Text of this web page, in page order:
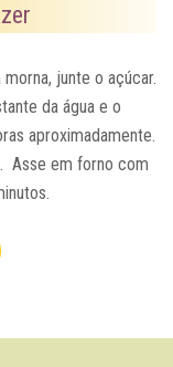
junte o açúcar.
da água e o
aproximadamente.
Asse em forno com